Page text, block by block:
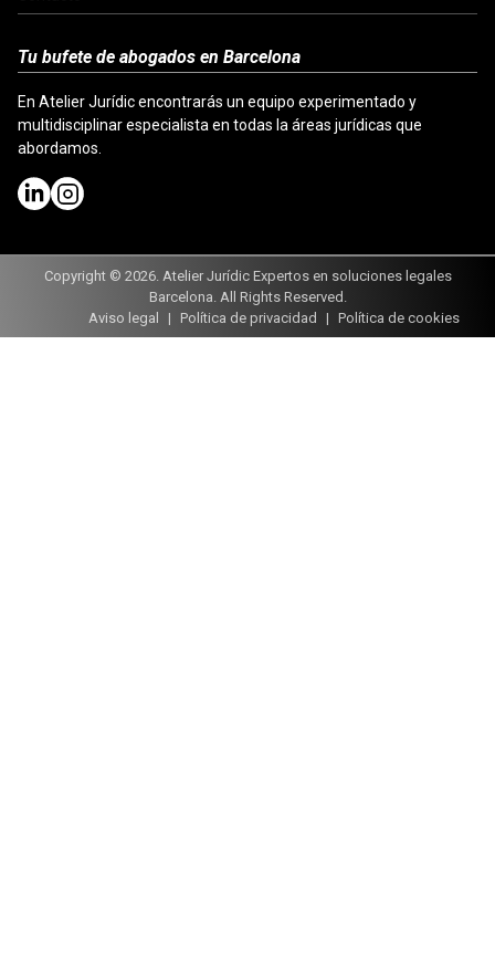
Tu bufete de abogados en Barcelona
En Atelier Jurídic encontrarás un equipo experimentado y
multidisciplinar especialista en todas la áreas jurídicas que
abordamos.
Copyright © 2026. Atelier Jurídic Expertos en soluciones legales
Barcelona. All Rights Reserved.
Aviso legal
Política de privacidad Política de cookies